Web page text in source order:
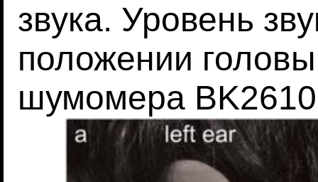
звука. Уровень
положении
шумомера